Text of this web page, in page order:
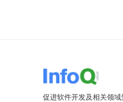
促进软件开发及相关领